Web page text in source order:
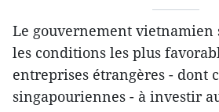
Le gouvernement vietnamien
les conditions les plus
entreprises étrangères - dont
singapouriennes - à investir